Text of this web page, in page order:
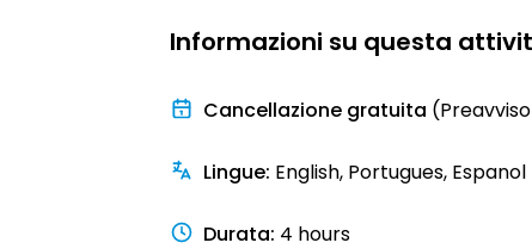
Informazioni su questa
Cancellazione gratuita
Lingue: English, Portugues, Espanol
Durata: 4 hours